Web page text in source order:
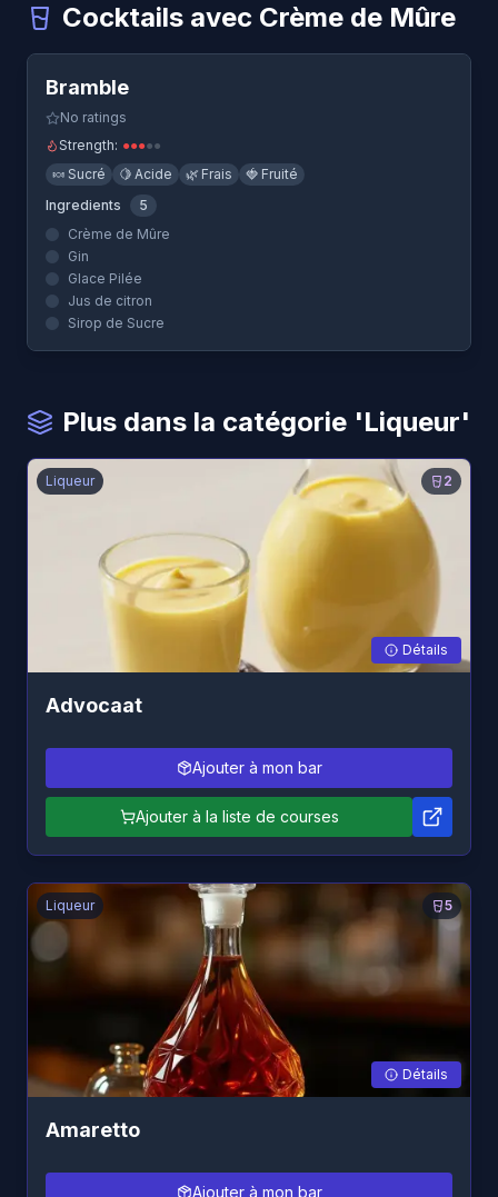
Cocktails avec Crème de Mûre
Bramble
Quick View
Bramble
No ratings
Strength: ●●●●●
🍬 Sucré 🍋 Acide 🌿 Frais 🍓 Fruité
Ingredients
5
Crème de Mûre
Gin
Glace Pilée
Jus de citron
Sirop de Sucre
Plus dans la catégorie 'Liqueur'
2
Liqueur
Détails
Advocaat
Ajouter à mon bar
Ajouter à la liste de courses
5
Liqueur
Détails
Amaretto
Ajouter à mon bar